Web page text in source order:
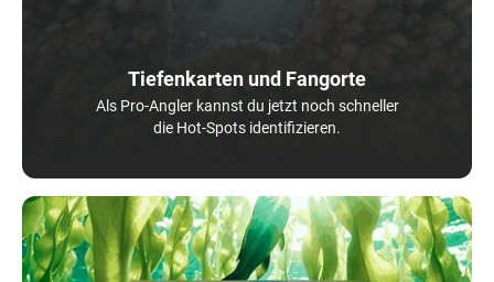
Tiefenkarten und Fangorte
Als Pro-Angler kannst du jetzt noch schneller
die Hot-Spots identifizieren.